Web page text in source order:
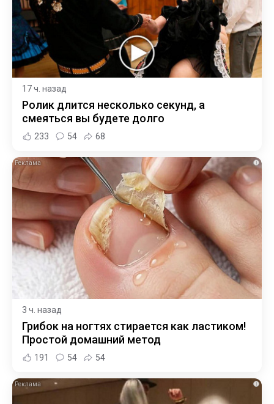
17 ч. назад
Ролик длится несколько секунд, а
смеяться вы будете долго
233 54 68
i
3 ч. назад
Грибок на ногтях стирается как ластиком!
Простой домашний метод
191 54 54
i